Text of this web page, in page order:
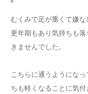
むくみで足が重くて嫌な
更年期もあり気持ちも
きませんでした。
こちらに通うようにな
ちも軽くなることに気付